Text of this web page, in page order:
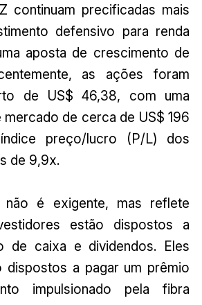
continuam precificadas mais
defensivo para renda
aposta de crescimento de
as ações foram
de US$ 46,38, com uma
mercado de cerca de US$ 196
preço/lucro (P/L) dos
de 9,9x.
não é exigente, mas reflete
estão dispostos a
de caixa e dividendos. Eles
dispostos a pagar um prêmio
impulsionado pela fibra